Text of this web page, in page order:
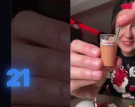
21